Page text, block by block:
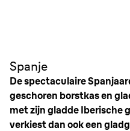
Spanje
De spectaculaire
geschoren borstkas en
met zijn gladde Iberische
verkiest dan ook een